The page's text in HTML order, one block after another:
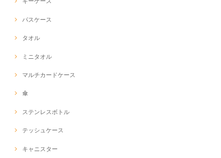
パスケース
タオル
ミニタオル
マルチカードケース
傘
ステンレスボトル
テッシュケース
キャニスター